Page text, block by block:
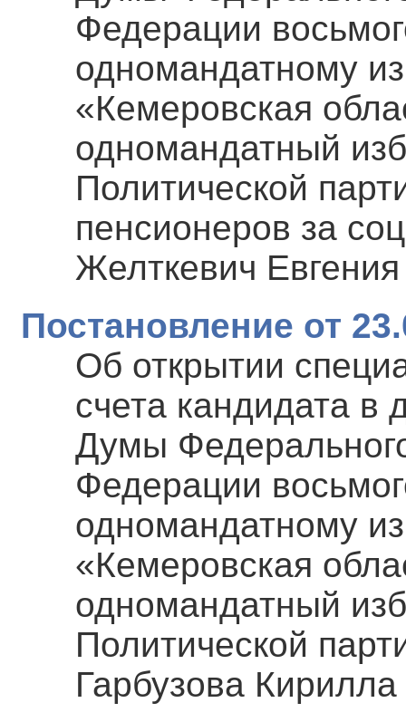
Федерации
одномандатному
«Кемеровская
одномандатный
Политической
пенсионеров за
Желткевич
Постановление от
Об открытии
счета кандидата в
Думы
Федерации
одномандатному
«Кемеровская
одномандатный
Политической
Гарбузова